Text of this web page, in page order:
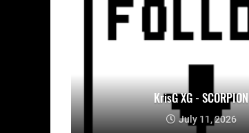
KrisG XG - SCORPION
July 11, 2026